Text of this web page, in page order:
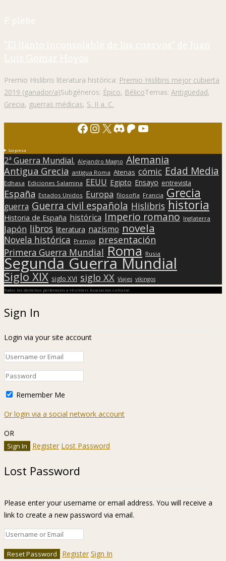
P. plebe
"El llanto inconsolable de los cuervos" de Juan
Luis Gomar Hoyos
Premio Hislibris literatura histórica: Premio Hislibris mejor cubierta
2019 (ganador/a)Subgéneros: Épico, BélicoTemas: Antigüedad,
Grecia, guerras médicas, S. II a. C.
Facebook
Instagram
X Discord
Patreon
YouTube
Sorpresa
2ª Guerra Mundial. Alejandro Magno Alemania
Antigua Grecia antigua Roma Atenas cómic Edad Media
Edhasa Ediciones Salamina EEUU Egipto Ensayo entrevista
España Estados Unidos Europa filosofía Francia Grecia
guerra Guerra civil española Hislibris historia
Historia de España histórica Imperio romano Inglaterra
Japón libros literatura nazismo novela
Novela histórica Premios presentación
Primera Guerra Mundial Roma Rusia
Segunda Guerra Mundial
Siglo XIX siglo XVI siglo XX Viajes vikingos
Todos los derechos pertenecen a Hislibris Asociación cultural
Sign In
Login via your site account
Remember Me
Or login via a social network account
OR
Register Lost Password
Lost Password
Please enter your username or email address. You will receive a
link to create a new password via email.
Register Sign In